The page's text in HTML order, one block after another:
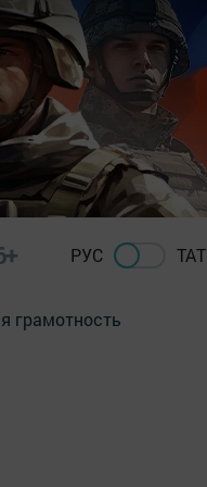
РУС ТАТ
грамотность